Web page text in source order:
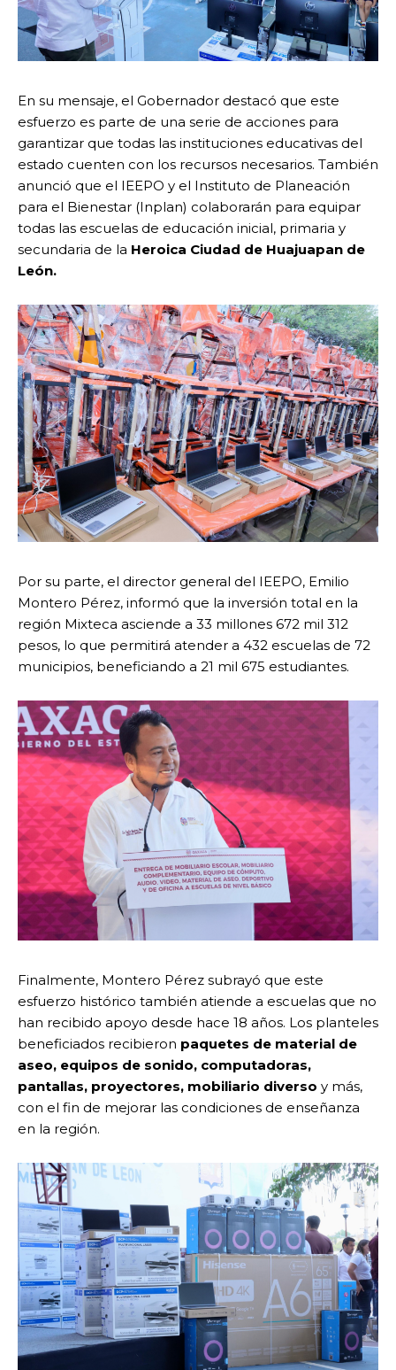
En su mensaje, el Gobernador destacó que este
esfuerzo es parte de una serie de acciones para
garantizar que todas las instituciones educativas del
estado cuenten con los recursos necesarios. También
anunció que el IEEPO y el Instituto de Planeación
para el Bienestar (Inplan) colaborarán para equipar
todas las escuelas de educación inicial, primaria y
secundaria de la Heroica Ciudad de Huajuapan de
León.
Por su parte, el director general del IEEPO, Emilio
Montero Pérez, informó que la inversión total en la
región Mixteca asciende a 33 millones 672 mil 312
pesos, lo que permitirá atender a 432 escuelas de 72
municipios, beneficiando a 21 mil 675 estudiantes.
Finalmente, Montero Pérez subrayó que este
esfuerzo histórico también atiende a escuelas que no
han recibido apoyo desde hace 18 años. Los planteles
beneficiados recibieron paquetes de material de
aseo, equipos de sonido, computadoras,
pantallas, proyectores, mobiliario diverso y más,
con el fin de mejorar las condiciones de enseñanza
en la región.